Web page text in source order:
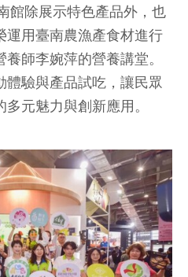
館除展示特色產品外，也
運用臺南農漁產食材進行
師李婉萍的營養講堂。
體驗與產品試吃，讓民眾
元魅力與創新應用。